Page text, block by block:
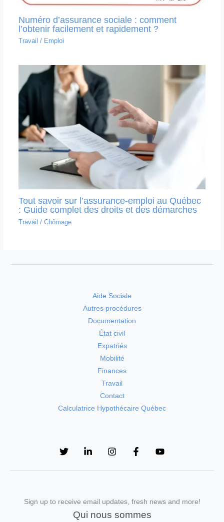
Numéro d’assurance sociale : comment
l’obtenir facilement et rapidement ?
Travail / Emploi
Tout savoir sur l’assurance-emploi au Québec
: Guide complet des droits et des démarches
Travail / Chômage
Aide Sociale
Autres procédures
Documentation
État civil
Expatriés
Mobilité
Finances
Travail
Contact
Calculatrice Hypothécaire Québec
Sign up to receive email updates, fresh news and more!
Qui nous sommes